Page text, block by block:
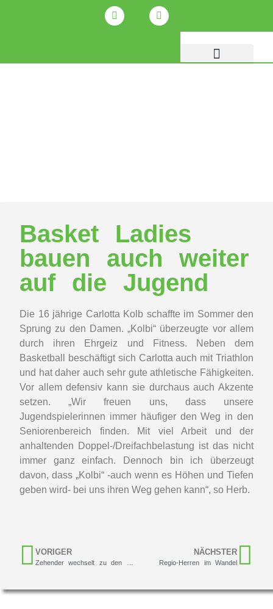
Basket Ladies
bauen auch weiter
auf die Jugend
Die 16 jährige Carlotta Kolb schaffte im Sommer den
Sprung zu den Damen. „Kolbi“ überzeugte vor allem
durch ihren Ehrgeiz und Fitness. Neben dem
Basketball beschäftigt sich Carlotta auch mit Triathlon
und hat daher auch sehr gute athletische Fähigkeiten.
Vor allem defensiv kann sie durchaus auch Akzente
setzen. „Wir freuen uns, dass unsere
Jugendspielerinnen immer häufiger den Weg in den
Seniorenbereich finden. Mit viel Arbeit und der
anhaltenden Doppel-/Dreifachbelastung ist das nicht
immer ganz einfach. Dennoch bin ich überzeugt
davon, dass „Kolbi“ -auch wenn es Höhen und Tiefen
geben wird- bei uns ihren Weg gehen kann“, so Herb.
VORIGER NÄCHSTER
Regio-Herren im Wandel